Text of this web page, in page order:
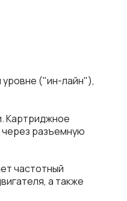
("ин-лайн"),
Картриджное
через разъемную
частотный
а также